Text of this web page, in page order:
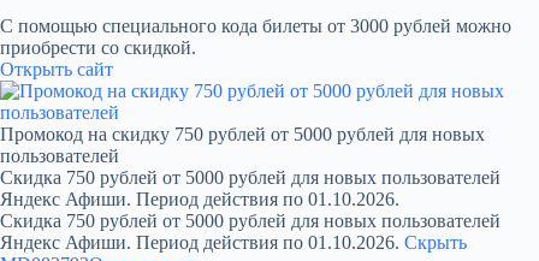
С помощью специального кода билеты от 3000 рублей можно
приобрести со скидкой.
Открыть сайт
Промокод на скидку 750 рублей от 5000 рублей для новых
пользователей
Скидка 750 рублей от 5000 рублей для новых пользователей
Яндекс Афиши. Период действия по 01.10.2026.
Скидка 750 рублей от 5000 рублей для новых пользователей
Яндекс Афиши. Период действия по 01.10.2026. Скрыть